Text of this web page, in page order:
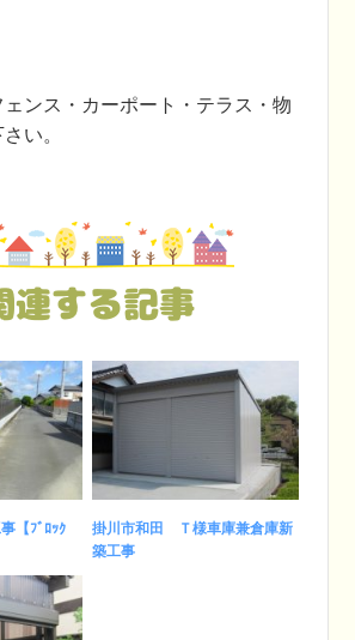
ンス・カーポート・テラス・物
い。
連する記事
【ﾌﾞﾛｯｸ
掛川市和田 Ｔ様車庫兼倉庫新
築工事